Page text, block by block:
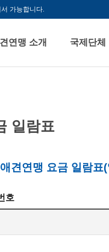
가능합니다.
연맹 소개 국제단체
일람표
견연맹 요금 일람표
호